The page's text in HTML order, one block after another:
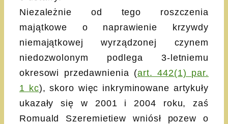
Niezależnie od tego roszczenia
majątkowe o naprawienie krzywdy
niemajątkowej wyrządzonej czynem
niedozwolonym podlega 3-letniemu
okresowi przedawnienia (art. 442(1) par.
1 kc), skoro więc inkryminowane artykuły
ukazały się w 2001 i 2004 roku, zaś
Romuald Szeremietiew wniósł pozew o